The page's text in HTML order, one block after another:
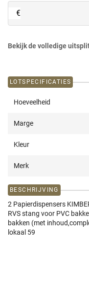
€
Bekijk de volledige
LOTSPECIFICATIES
Hoeveelheid
Marge
Kleur
Merk
BESCHRIJVING
2 Papierdispensers
RVS stang voor PVC
bakken (met
lokaal 59